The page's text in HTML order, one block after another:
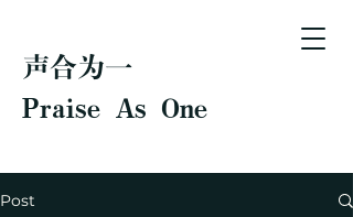
声合为一
Praise As One
Post